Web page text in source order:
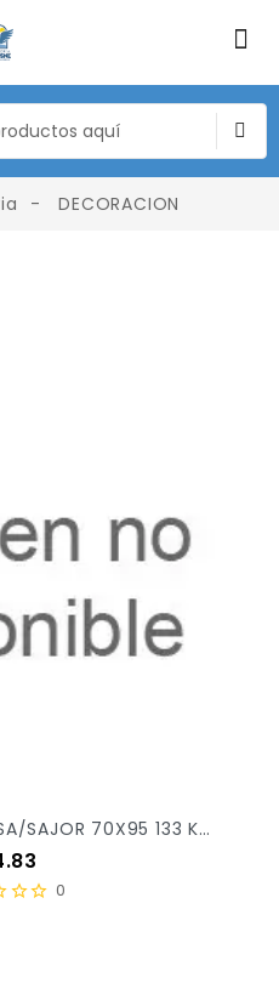
DECORACION
PAPEL MINAGRIS REPASSA/SAJOR 70X95 133 KG X/125
0